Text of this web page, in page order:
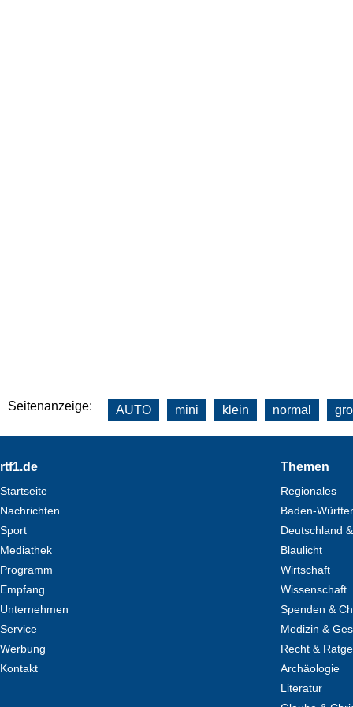
Seitenanzeige: AUTO mini klein normal
Footer
rtf1.de
Startseite
Nachrichten
Sport
Mediathek
Programm
Empfang
Unternehmen
Service
Werbung
Kontakt
Themen
Regionales
Baden-
Deutschland
Blaulicht
Wirtschaft
Wissenschaft
Spenden &
Medizin &
Recht &
Archäologie
Literatur